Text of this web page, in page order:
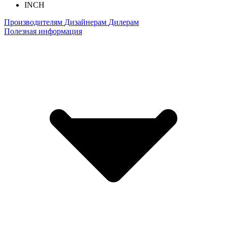
INCH
Производителям Дизайнерам Дилерам
Полезная информация